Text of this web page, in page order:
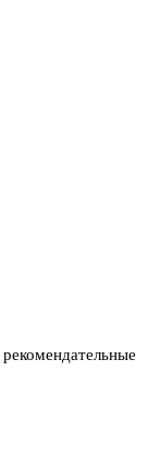
рекомендательные